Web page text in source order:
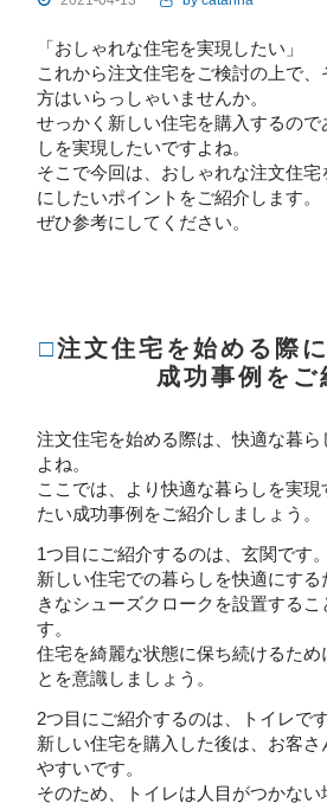
「おしゃれな住宅を実現したい」
これから注文住宅をご検討の上で
方はいらっしゃいませんか。
せっかく新しい住宅を購入するので
しを実現したいですよね。
そこで今回は、おしゃれな注文住
にしたいポイントをご紹介します。
ぜひ参考にしてください。
□注文住宅を始める際に参考にしたい
成功事例をご
注文住宅を始める際は、快適な暮
よね。
ここでは、より快適な暮らしを実
たい成功事例をご紹介しましょう。
1つ目にご紹介するのは、玄関です。
新しい住宅での暮らしを快適にす
きなシューズクロークを設置するこ
す。
住宅を綺麗な状態に保ち続けるため
とを意識しましょう。
2つ目にご紹介するのは、トイレです
新しい住宅を購入した後は、お客さ
やすいです。
そのため、トイレは人目がつかない